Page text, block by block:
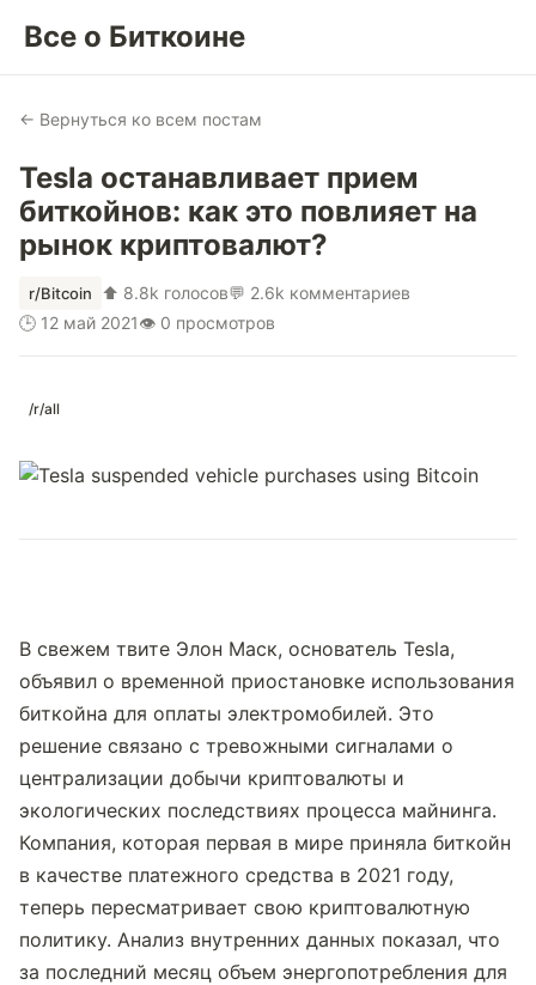
Все о Биткоине
← Вернуться ко всем постам
Tesla останавливает прием
биткойнов: как это повлияет на
рынок криптовалют?
r/Bitcoin ⬆ 8.8k голосов💬 2.6k комментариев
🕒 12 май 2021👁 0 просмотров
/r/all
В свежем твите Элон Маск, основатель Tesla,
объявил о временной приостановке использования
биткойна для оплаты электромобилей. Это
решение связано с тревожными сигналами о
централизации добычи криптовалюты и
экологических последствиях процесса майнинга.
Компания, которая первая в мире приняла биткойн
в качестве платежного средства в 2021 году,
теперь пересматривает свою криптовалютную
политику. Анализ внутренних данных показал, что
за последний месяц объем энергопотребления для